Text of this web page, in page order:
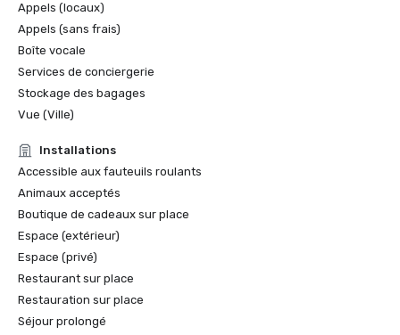
Appels (locaux)
Appels (sans frais)
Boîte vocale
Services de conciergerie
Stockage des bagages
Vue (Ville)
Installations
Accessible aux fauteuils roulants
Animaux acceptés
Boutique de cadeaux sur place
Espace (extérieur)
Espace (privé)
Restaurant sur place
Restauration sur place
Séjour prolongé